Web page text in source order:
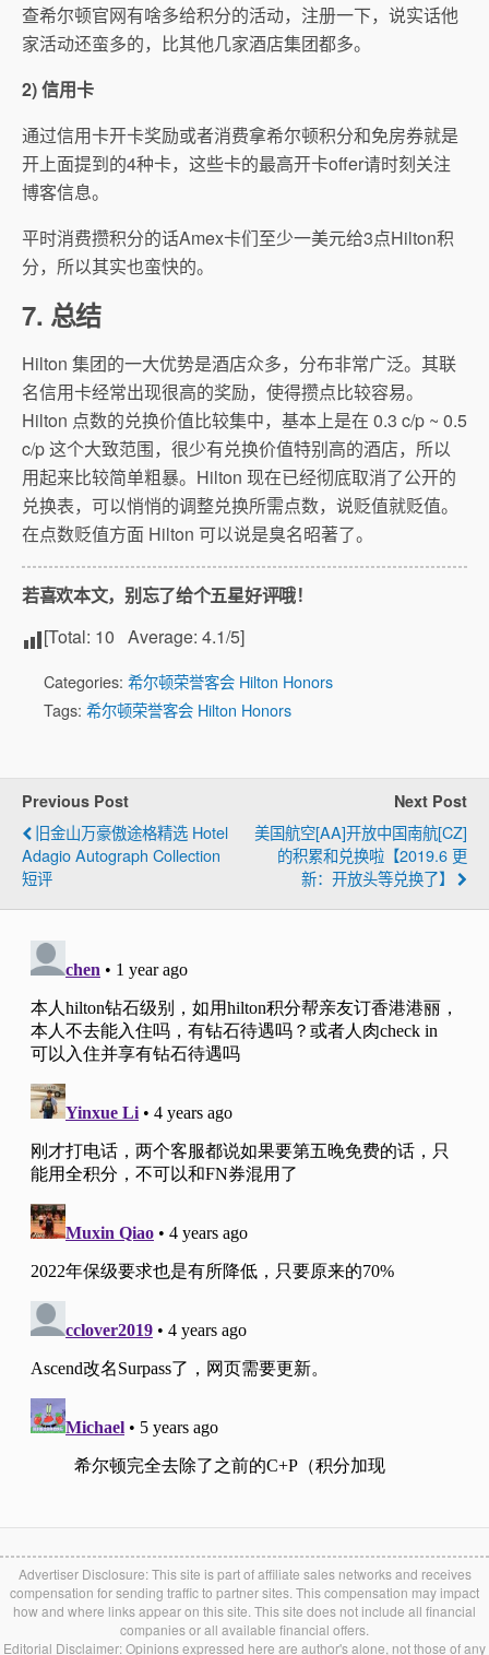
查希尔顿官网有啥多给积分的活动，注册一下，说实话他
家活动还蛮多的，比其他几家酒店集团都多。
2) 信用卡
通过信用卡开卡奖励或者消费拿希尔顿积分和免房券就是
开上面提到的4种卡，这些卡的最高开卡offer请时刻关注
博客信息。
平时消费攒积分的话Amex卡们至少一美元给3点Hilton积
分，所以其实也蛮快的。
7. 总结
Hilton 集团的一大优势是酒店众多，分布非常广泛。其联
名信用卡经常出现很高的奖励，使得攒点比较容易。
Hilton 点数的兑换价值比较集中，基本上是在 0.3 c/p ~ 0.5
c/p 这个大致范围，很少有兑换价值特别高的酒店，所以
用起来比较简单粗暴。Hilton 现在已经彻底取消了公开的
兑换表，可以悄悄的调整兑换所需点数，说贬值就贬值。
在点数贬值方面 Hilton 可以说是臭名昭著了。
若喜欢本文，别忘了给个五星好评哦！
[Total: 10 Average: 4.1/5]
Categories: 希尔顿荣誉客会 Hilton Honors
Tags: 希尔顿荣誉客会 Hilton Honors
Previous Post
旧金山万豪傲途格精选 Hotel
Adagio Autograph Collection
短评
Next Post
美国航空[AA]开放中国南航[CZ]
的积累和兑换啦【2019.6 更
新：开放头等兑换了】
Advertiser Disclosure: This site is part of affiliate sales networks and receives
compensation for sending traffic to partner sites. This compensation may impact
how and where links appear on this site. This site does not include all financial
companies or all available financial offers.
Editorial Disclaimer: Opinions expressed here are author's alone, not those of any